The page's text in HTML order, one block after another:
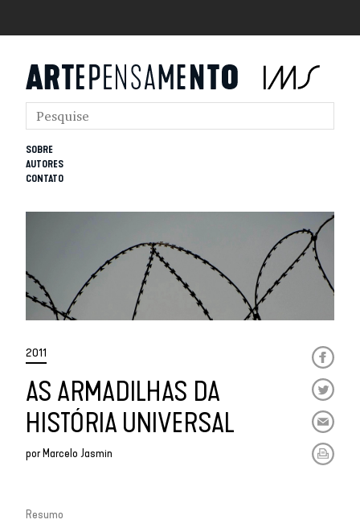
SOBRE
AUTORES
CONTATO
2011
AS ARMADILHAS DA
HISTÓRIA UNIVERSAL
porMarcelo Jasmin
Resumo